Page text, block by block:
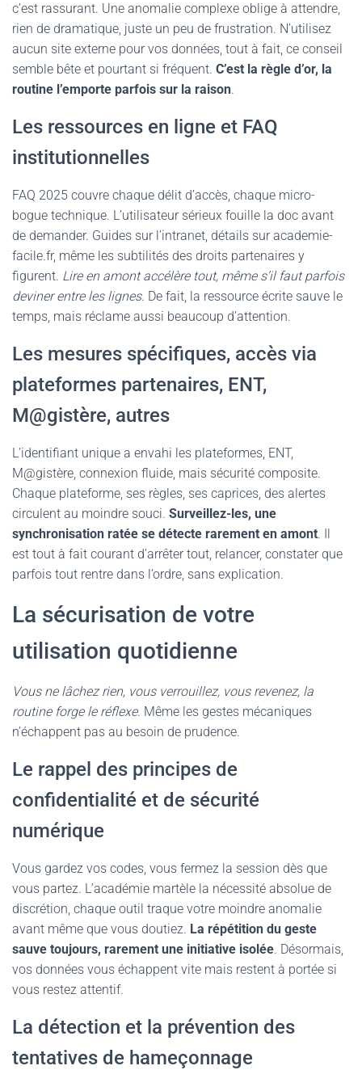
c’est rassurant. Une anomalie complexe oblige à attendre,
rien de dramatique, juste un peu de frustration. N’utilisez
aucun site externe pour vos données, tout à fait, ce conseil
semble bête et pourtant si fréquent. C’est la règle d’or, la
routine l’emporte parfois sur la raison.
Les ressources en ligne et FAQ
institutionnelles
FAQ 2025 couvre chaque délit d’accès, chaque micro-
bogue technique. L’utilisateur sérieux fouille la doc avant
de demander. Guides sur l’intranet, détails sur academie-
facile.fr, même les subtilités des droits partenaires y
figurent. Lire en amont accélère tout, même s’il faut parfois
deviner entre les lignes. De fait, la ressource écrite sauve le
temps, mais réclame aussi beaucoup d’attention.
Les mesures spécifiques, accès via
plateformes partenaires, ENT,
M@gistère, autres
L’identifiant unique a envahi les plateformes, ENT,
M@gistère, connexion fluide, mais sécurité composite.
Chaque plateforme, ses règles, ses caprices, des alertes
circulent au moindre souci. Surveillez-les, une
synchronisation ratée se détecte rarement en amont. Il
est tout à fait courant d’arrêter tout, relancer, constater que
parfois tout rentre dans l’ordre, sans explication.
La sécurisation de votre
utilisation quotidienne
Vous ne lâchez rien, vous verrouillez, vous revenez, la
routine forge le réflexe. Même les gestes mécaniques
n’échappent pas au besoin de prudence.
Le rappel des principes de
confidentialité et de sécurité
numérique
Vous gardez vos codes, vous fermez la session dès que
vous partez. L’académie martèle la nécessité absolue de
discrétion, chaque outil traque votre moindre anomalie
avant même que vous doutiez. La répétition du geste
sauve toujours, rarement une initiative isolée. Désormais,
vos données vous échappent vite mais restent à portée si
vous restez attentif.
La détection et la prévention des
tentatives de hameçonnage